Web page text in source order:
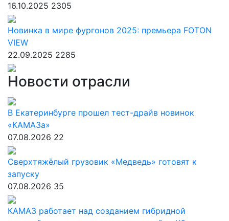
16.10.2025 2305
Новинка в мире фургонов 2025: премьера FOTON
VIEW
22.09.2025 2285
Новости отрасли
В Екатеринбурге прошел тест-драйв новинок
«КАМАЗа»
07.08.2026 22
Сверхтяжёлый грузовик «Медведь» готовят к
запуску
07.08.2026 35
КАМАЗ работает над созданием гибридной